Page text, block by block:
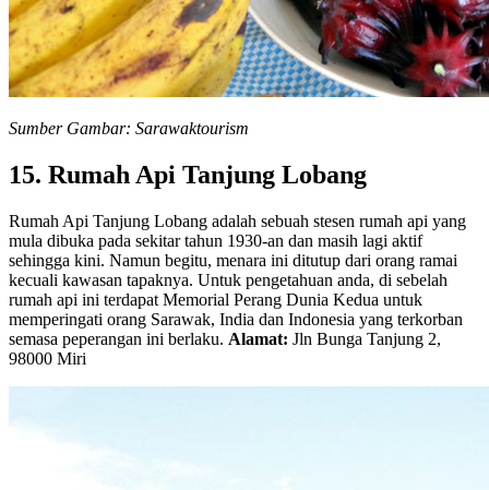
Sumber Gambar: Sarawaktourism
15. Rumah Api Tanjung Lobang
Rumah Api Tanjung Lobang adalah sebuah stesen rumah api yang
mula dibuka pada sekitar tahun 1930-an dan masih lagi aktif
sehingga kini. Namun begitu, menara ini ditutup dari orang ramai
kecuali kawasan tapaknya. Untuk pengetahuan anda, di sebelah
rumah api ini terdapat Memorial Perang Dunia Kedua untuk
memperingati orang Sarawak, India dan Indonesia yang terkorban
semasa peperangan ini berlaku. Alamat: Jln Bunga Tanjung 2,
98000 Miri